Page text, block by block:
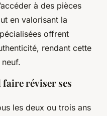
à des pièces
en valorisant la
offrent
rendant cette
réviser ses
les deux ou trois ans